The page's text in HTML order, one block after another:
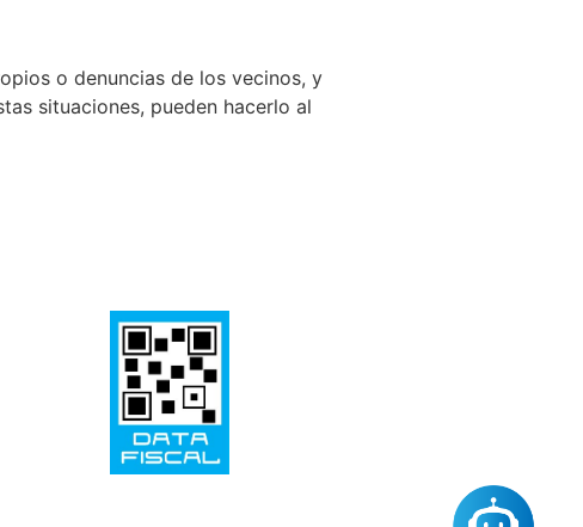
o denuncias de los vecinos, y
situaciones, pueden hacerlo al